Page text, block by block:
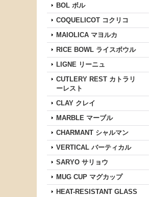
BOL ボル
COQUELICOT コクリコ
MAIOLICA マヨルカ
RICE BOWL ライスボウル
LIGNE リーニュ
CUTLERY REST カトラリ
ーレスト
CLAY クレイ
MARBLE マーブル
CHARMANT シャルマン
VERTICAL バーティカル
SARYO サリョウ
MUG CUP マグカップ
HEAT-RESISTANT GLASS